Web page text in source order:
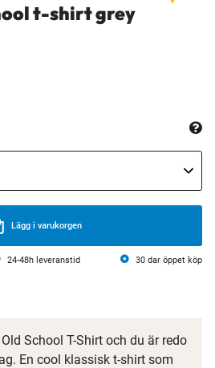
t-shirt grey
Lägg i varukorgen
24-48h leveranstid 30 dar öppet köp
School T-Shirt och du är redo
En cool klassisk t-shirt som